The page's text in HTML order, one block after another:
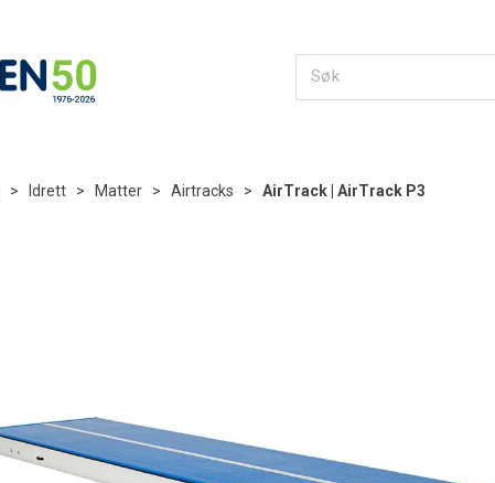
> Idrett > Matter > Airtracks > AirTrack | AirTrack P3